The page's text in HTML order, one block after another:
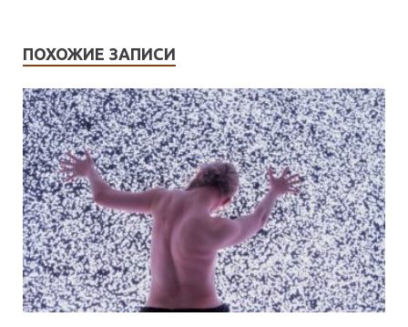
ПОХОЖИЕ ЗАПИСИ